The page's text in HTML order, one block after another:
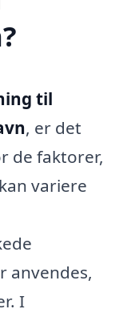
til
, er det
de faktorer,
variere
anvendes,
I